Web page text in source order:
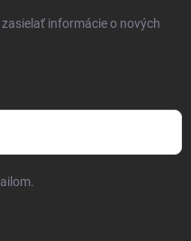
informácie o nových